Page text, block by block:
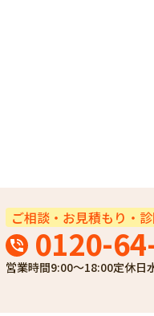
ご相談・お見積もり・
0120-
営業時間9:00～18:00定休日